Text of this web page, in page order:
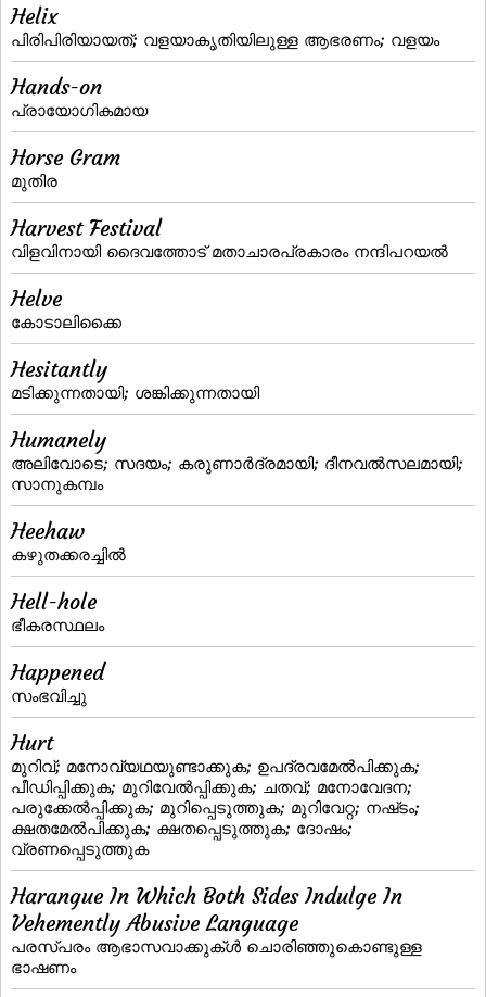
Helix
പിരിപിരിയായത്‌; വളയാകൃതിയിലുള്ള ആഭരണം; വളയം
Hands-on
പ്രായോഗികമായ
Horse Gram
മുതിര
Harvest Festival
വിളവിനായി ദൈവത്തോട്‌ മതാചാരപ്രകാരം നന്ദിപറയല്‍
Helve
കോടാലിക്കൈ
Hesitantly
മടിക്കുന്നതായി; ശങ്കിക്കുന്നതായി
Humanely
അലിവോടെ; സദയം; കരുണാര്‍ദ്രമായി; ദീനവല്‍സലമായി;
സാനുകമ്പം
Heehaw
കഴുതക്കരച്ചില്‍
Hell-hole
ഭീകരസ്ഥലം
Happened
സംഭവിച്ചു
Hurt
മുറിവ്‌; മനോവ്യഥയുണ്ടാക്കുക; ഉപദ്രവമേല്‍പിക്കുക;
പീഡിപ്പിക്കുക; മുറിവേല്‍പ്പിക്കുക; ചതവ്‌; മനോവേദന;
പരുക്കേല്‍പ്പിക്കുക; മുറിപ്പെടുത്തുക; മുറിവേറ്റ; നഷ്‌ടം;
ക്ഷതമേല്‍പിക്കുക; ക്ഷതപ്പെടുത്തുക; ദോഷം;
വ്രണപ്പെടുത്തുക
Harangue In Which Both Sides Indulge In
Vehemently Abusive Language
പരസ്‌പരം ആഭാസവാക്കുക്‌ള്‍ ചൊരിഞ്ഞുകൊണ്ടുള്ള
ഭാഷണം